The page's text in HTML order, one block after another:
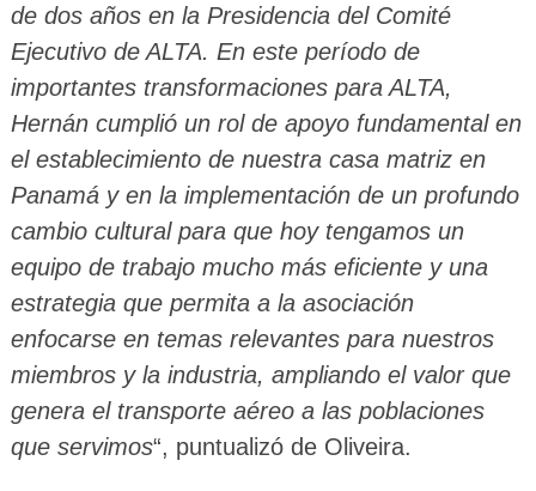
de dos años en la Presidencia del Comité
Ejecutivo de ALTA. En este período de
importantes transformaciones para ALTA,
Hernán cumplió un rol de apoyo fundamental en
el establecimiento de nuestra casa matriz en
Panamá y en la implementación de un profundo
cambio cultural para que hoy tengamos un
equipo de trabajo mucho más eficiente y una
estrategia que permita a la asociación
enfocarse en temas relevantes para nuestros
miembros y la industria, ampliando el valor que
genera el transporte aéreo a las poblaciones
que servimos“, puntualizó de Oliveira.